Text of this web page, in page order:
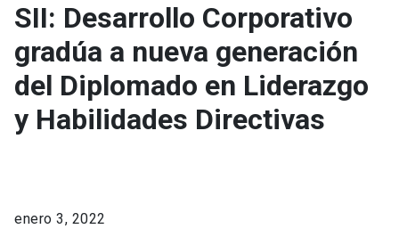
SII: Desarrollo Corporativo
gradúa a nueva generación
del Diplomado en Liderazgo
y Habilidades Directivas
enero 3, 2022